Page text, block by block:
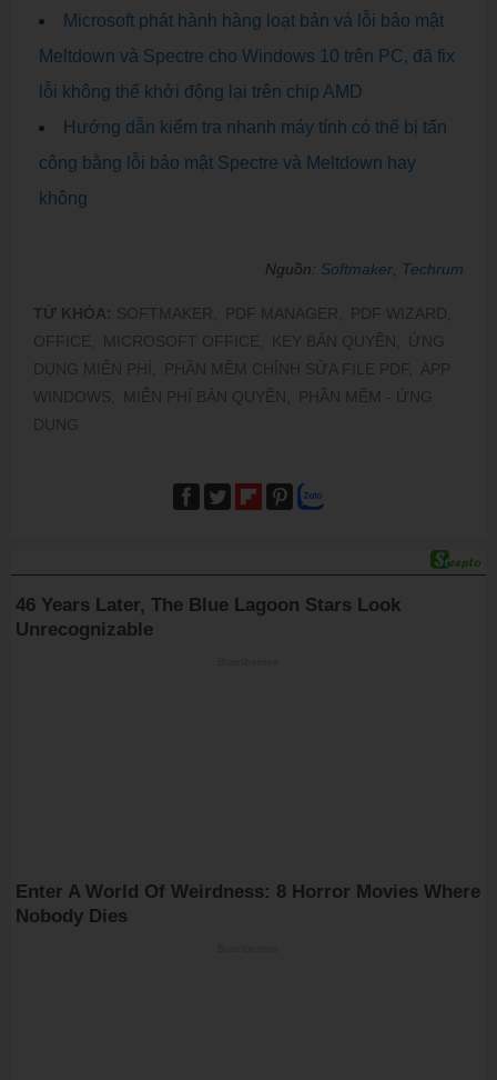
Microsoft phát hành hàng loạt bản vá lỗi bảo mật
Meltdown và Spectre cho Windows 10 trên PC, đã fix
lỗi không thể khởi động lại trên chip AMD
Hướng dẫn kiểm tra nhanh máy tính có thể bị tấn
công bằng lỗi bảo mật Spectre và Meltdown hay
không
Nguồn: Softmaker Techrum
TỪ KHÓA: SOFTMAKER, PDF MANAGER,
PDF WIZARD,
OFFICE,
MICROSOFT OFFICE, KEY BẢN QUYỀN,
ỨNG
DỤNG MIỄN PHÍ,
PHẦN MỀM CHỈNH SỬA FILE PDF,
APP
WINDOWS,
MIỄN PHÍ BẢN QUYỀN,
PHẦN MỀM - ỨNG
DỤNG